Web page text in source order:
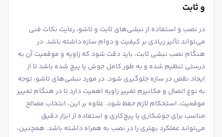
و ثابت
در نصب و استفاده از نبشی‌های ثابت و تاشو، رعایت نکات فنی
می‌تواند تأثیر زیادی بر کیفیت و دوام سازه داشته باشد. در
هنگام نصب نبشی ثابت، باید دقت شود که زاویه و موقعیت آن به
درستی تنظیم شده و به طور کامل جوش یا پیچ شده باشد تا از
ایجاد نقص در سازه جلوگیری شود. در مورد نبشی‌های تاشو، توجه
به نوع اتصال و مکانیزم تغییر زاویه اهمیت دارد تا در هنگام تغییر
موقعیت، استحکام لازم حفظ شود. علاوه بر این، انتخاب مصالح
مناسب برای جوشکاری یا پیچ‌کاری و استفاده از ابزار دقیق
می‌تواند عملکرد بهتری را در نصب به همراه داشته باشد. همچنین،